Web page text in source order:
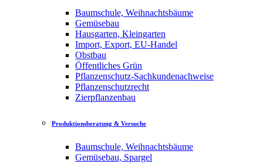
Baumschule, Weihnachtsbäume
Gemüsebau
Hausgarten, Kleingarten
Import, Export, EU-Handel
Obstbau
Öffentliches Grün
Pflanzenschutz-Sachkundenachweise
Pflanzenschutzrecht
Zierpflanzenbau
Produktionsberatung & Versuche
Baumschule, Weihnachtsbäume
Gemüsebau, Spargel